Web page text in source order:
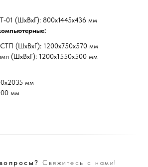
01 (ШхВхГ): 800х1445х436 мм
(ШхВхГ): 1200х750х570 мм
(ШхВхГ): 1200х1550х500 мм
мм
мм
Свяжитесь с нами!